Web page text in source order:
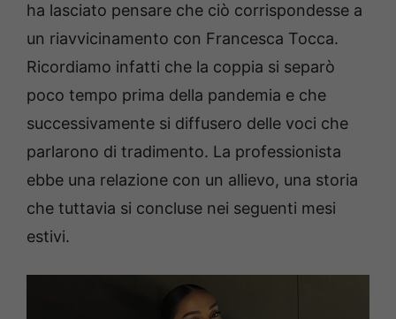
ha lasciato pensare che ciò corrispondesse a
un riavvicinamento con Francesca Tocca.
Ricordiamo infatti che la coppia si separò
poco tempo prima della pandemia e che
successivamente si diffusero delle voci che
parlarono di tradimento. La professionista
ebbe una relazione con un allievo, una storia
che tuttavia si concluse nei seguenti mesi
estivi.